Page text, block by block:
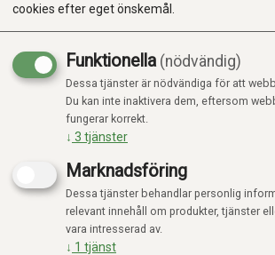
Produkter
Kategorier
Kampanj
cookies efter eget önskemål.
Funktionella (nödvändig)
Dessa tjänster är nödvändiga för att
Du kan inte inaktivera dem, eftersom
fungerar korrekt.
↓ 3 tjänster
Marknadsföring
Dessa tjänster behandlar personlig
relevant innehåll om produkter, tjänster
vara intresserad av.
↓ 1 tjänst